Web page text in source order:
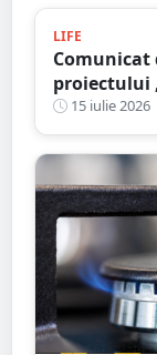
LIFE
Comunicat
proiectului
SURSE
AMOPIG
15 iulie 2026